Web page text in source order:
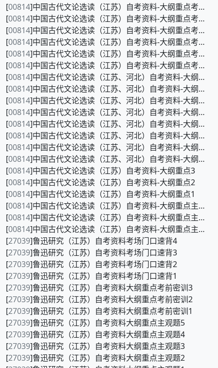
[00814]中国古代文论选读（江苏）自考资料-大纲重点考前押密6
[00814]中国古代文论选读（江苏）自考资料-大纲重点考前押密5
[00814]中国古代文论选读（江苏）自考资料-大纲重点考前押密4
[00814]中国古代文论选读（江苏）自考资料-大纲重点考前押密3
[00814]中国古代文论选读（江苏）自考资料-大纲重点考前押密2
[00814]中国古代文论选读（江苏）自考资料-大纲重点考前押密1
[00814]中国古代文论选读（江苏、河北）自考资料-大纲重点120题8
[00814]中国古代文论选读（江苏、河北）自考资料-大纲重点120题7
[00814]中国古代文论选读（江苏、河北）自考资料-大纲重点120题6
[00814]中国古代文论选读（江苏、河北）自考资料-大纲重点120题5
[00814]中国古代文论选读（江苏、河北）自考资料-大纲重点120题4
[00814]中国古代文论选读（江苏、河北）自考资料-大纲重点120题3
[00814]中国古代文论选读（江苏、河北）自考资料-大纲重点120题2
[00814]中国古代文论选读（江苏、河北）自考资料-大纲重点120题1
[00814]中国古代文论选读（江苏）自考资料-大纲重点3
[00814]中国古代文论选读（江苏）自考资料-大纲重点2
[00814]中国古代文论选读（江苏）自考资料-大纲重点1
[00814]中国古代文论选读（江苏）自考资料-大纲重点主观题3
[00814]中国古代文论选读（江苏）自考资料-大纲重点主观题2
[00814]中国古代文论选读（江苏）自考资料-大纲重点主观题1
[27039]鲁迅研究（江苏）自考资料考场门口速背4
[27039]鲁迅研究（江苏）自考资料考场门口速背3
[27039]鲁迅研究（江苏）自考资料考场门口速背2
[27039]鲁迅研究（江苏）自考资料考场门口速背1
[27039]鲁迅研究（江苏）自考资料大纲重点考前密训3
[27039]鲁迅研究（江苏）自考资料大纲重点考前密训2
[27039]鲁迅研究（江苏）自考资料大纲重点考前密训1
[27039]鲁迅研究（江苏）自考资料大纲重点主观题5
[27039]鲁迅研究（江苏）自考资料大纲重点主观题4
[27039]鲁迅研究（江苏）自考资料大纲重点主观题3
[27039]鲁迅研究（江苏）自考资料大纲重点主观题2